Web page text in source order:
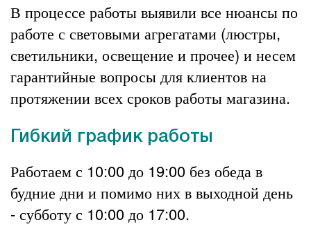
В процессе работы выявили все нюансы по
работе с световыми агрегатами (люстры,
светильники, освещение и прочее) и несем
гарантийные вопросы для клиентов на
протяжении всех сроков работы магазина.
Гибкий график работы
Работаем с 10:00 до 19:00 без обеда в
будние дни и помимо них в выходной день
- субботу с 10:00 до 17:00.